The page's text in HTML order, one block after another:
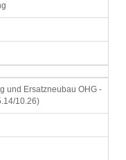
und Ersatzneubau OHG -
10.26)